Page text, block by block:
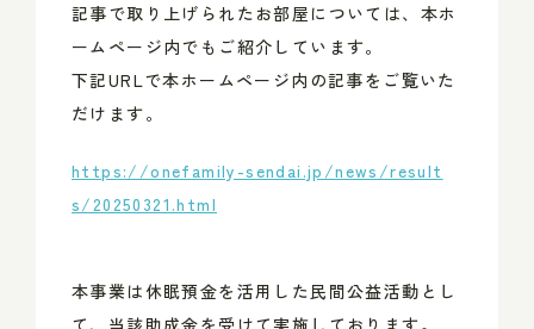
記事で取り上げられたお部屋については、本ホ
ームページ内でもご紹介しています。
下記URLで本ホームページ内の記事をご覧いた
だけます。
https://onefamily-sendai.jp/news/result
s/20250321.html
本事業は休眠預金を活用した民間公益活動とし
て、当該助成金を受けて実施しております。